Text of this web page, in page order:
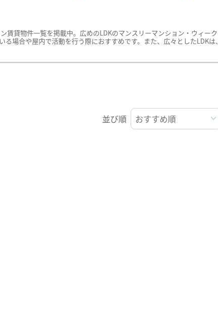
賃貸物件一覧を掲載中。広めのLDKのマンスリーマンション・ウィー
場合や屋内で活動を行う際におすすめです。また、広々としたLDK
並び順